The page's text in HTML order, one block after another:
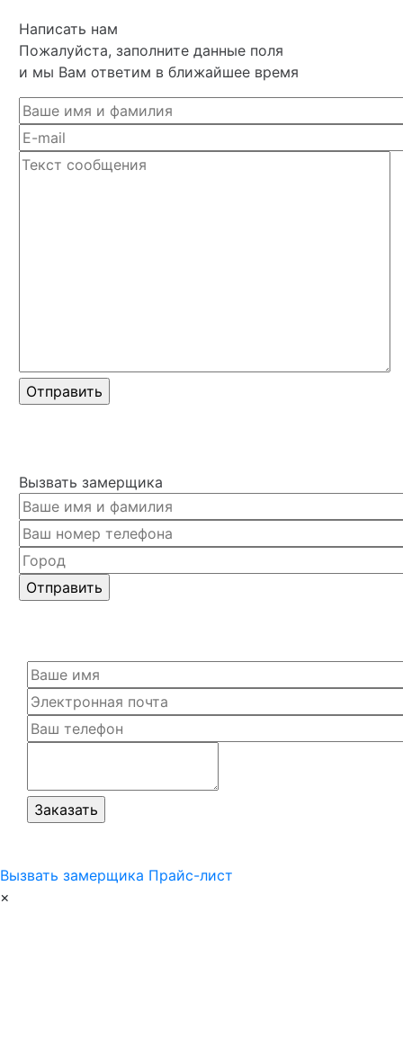
Написать нам
Пожалуйста, заполните данные поля
и мы Вам ответим в ближайшее время
Вызвать замерщика
Вызвать замерщика Прайс-лист
×